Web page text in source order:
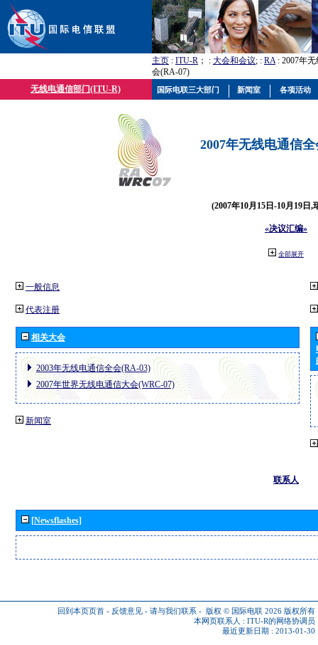
主页 : ITU-R ； : 大会和会议; : RA: 2007年
会(RA-07)
无线电通信部门(ITU-R)
2007年无线电通信
(2007年10月15日-10月19日,
«决议汇编»
全部展开
一般信息
代表注册
相关大会
2003年无线电通信全会(RA-03)
2007年世界无线电通信大会(WRC-07)
新闻室
联系人
[Newsflashes]
回到本页页首 - 反馈意见 - 请与我们联系 - 版权 © 国际电联 2026 版权所有
本网页联系人 : ITU-R的网络协调员
最近更新日期 : 2013-01-30
国际电联三大部门 新闻室 各项活动